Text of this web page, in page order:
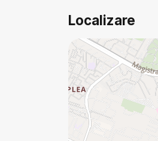
Localizare